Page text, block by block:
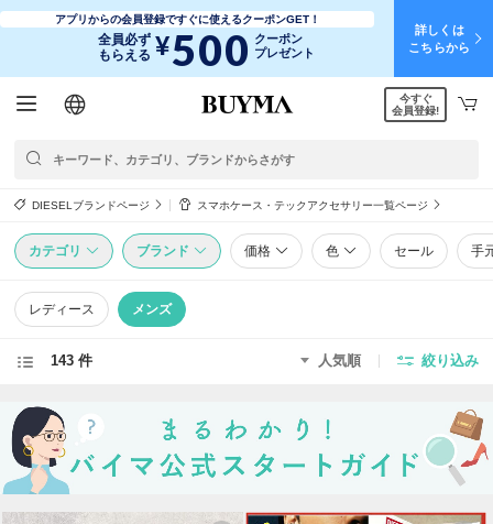
アプリからの会員登録ですぐに使えるクーポンGET！
全員必ず
もらえる ¥500 クーポン
プレゼント
詳しくは
こちらから
日本語
English
简体中文
繁體中文
今すぐ
会員登録!
DIESELブランドページ スマホケース・テックアクセサリー一覧ページ
カテゴリ ブランド 価格 色 セール 手
レディース メンズ
143 件 人気順 絞り込み